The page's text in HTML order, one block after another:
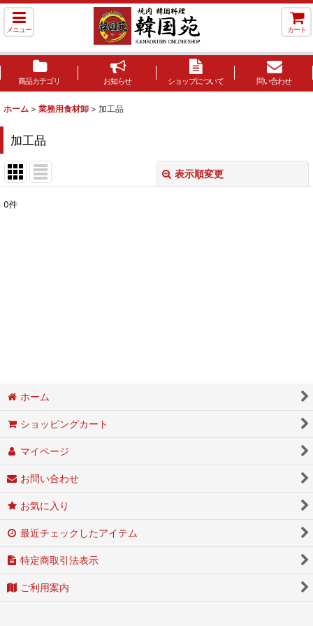
メニュー カート
商品カテゴリ お知らせ ショップについて 問い合わせ
ホーム > 業務用食材卸 > 加工品
加工品
表示順変更
0件
ホーム
ショッピングカート
マイページ
お問い合わせ
お気に入り
最近チェックしたアイテム
特定商取引法表示
ご利用案内